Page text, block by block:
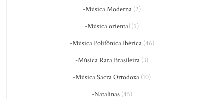
-Música Moderna (2)
-Música oriental (5)
-Música Polifônica Ibérica(46)
-Música Rara Brasileira (3)
-Música Sacra Ortodoxa (10)
-Natalinas(45)